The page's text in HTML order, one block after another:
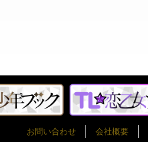
お問い合わせ 会社概要